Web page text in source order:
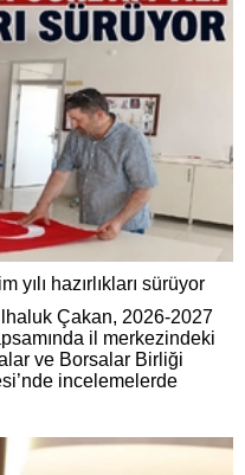
yılı hazırlıkları sürüyor
Çakan, 2026-2027
il merkezindeki
ve Borsalar Birliği
incelemelerde